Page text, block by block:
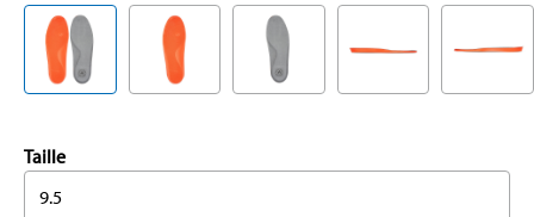
Taille
9.5